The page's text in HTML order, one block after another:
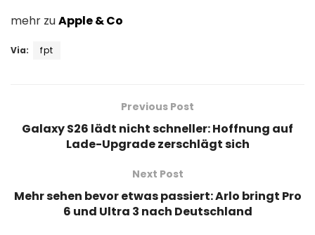
mehr zuApple & Co
Via: fpt
Previous Post
Galaxy S26 lädt nicht schneller: Hoffnung auf
Lade-Upgrade zerschlägt sich
Next Post
Mehr sehen bevor etwas passiert: Arlo bringt Pro
6 und Ultra 3 nach Deutschland